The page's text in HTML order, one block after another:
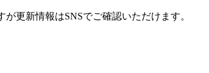
更新情報はSNSでご確認いただけます。